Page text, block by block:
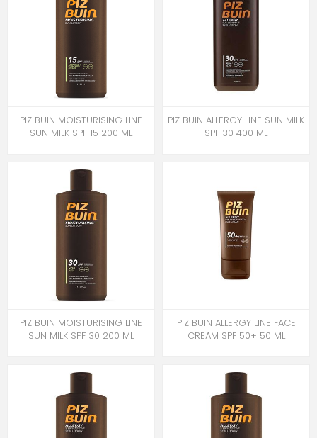
PIZ BUIN MOISTURISING LINE
SUN MILK SPF 15 200 ML
PIZ BUIN ALLERGY LINE SUN MILK
SPF 30 400 ML
PIZ BUIN MOISTURISING LINE
SUN MILK SPF 30 200 ML
PIZ BUIN ALLERGY LINE FACE
CREAM SPF 50+ 50 ML